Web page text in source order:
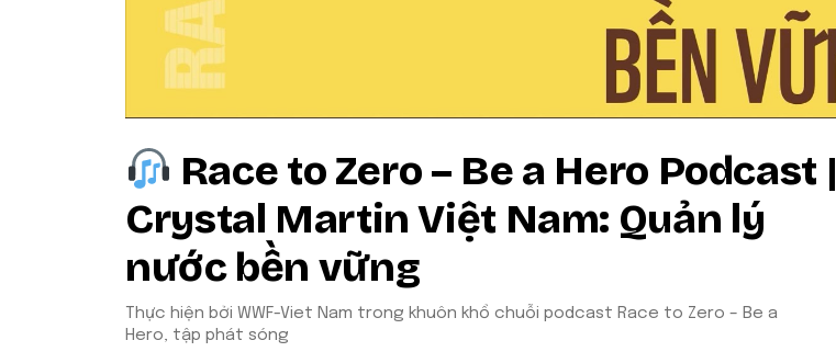
Race to Zero – Be a Hero Podcast |
Crystal Martin Việt Nam: Quản lý
nước bền vững
Thực hiện bởi WWF-Viet Nam trong khuôn khổ chuỗi podcast Race to Zero – Be a
Hero, tập phát sóng